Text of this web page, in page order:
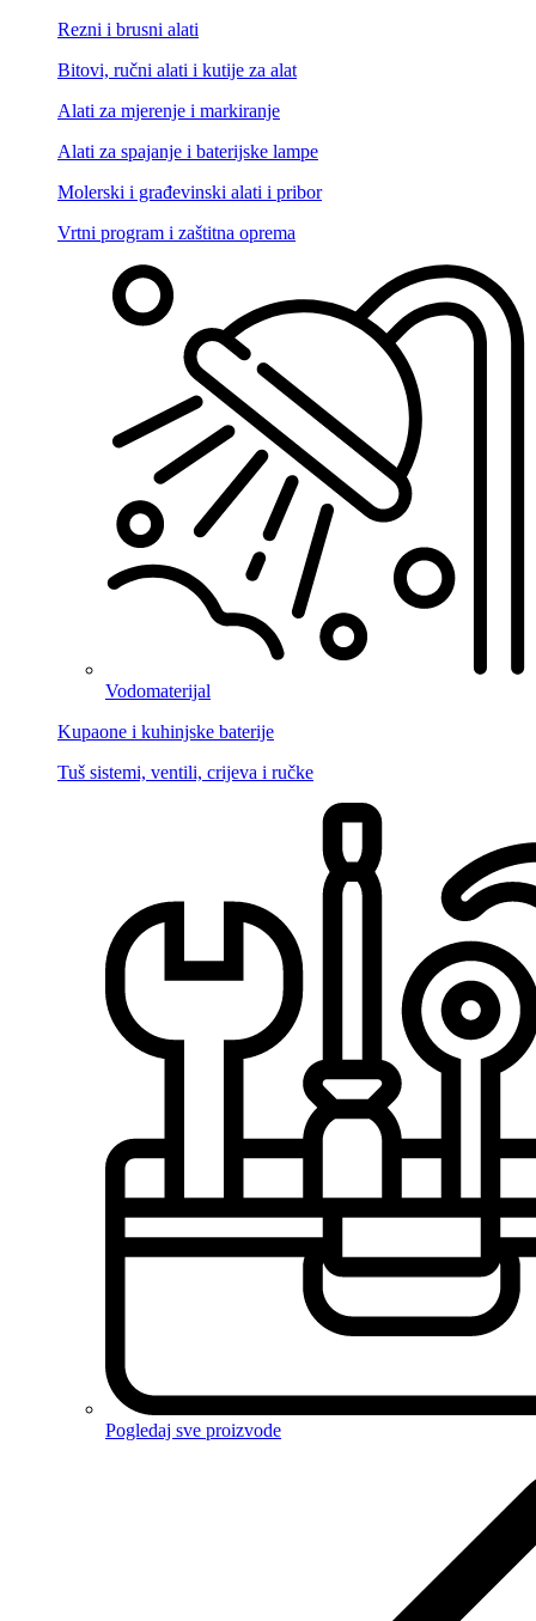
Rezni i brusni alati
Bitovi, ručni alati i kutije za alat
Alati za mjerenje i markiranje
Alati za spajanje i baterijske lampe
Molerski i građevinski alati i pribor
Vrtni program i zaštitna oprema
Vodomaterijal
Kupaone i kuhinjske baterije
Tuš sistemi, ventili, crijeva i ručke
Pogledaj sve proizvode